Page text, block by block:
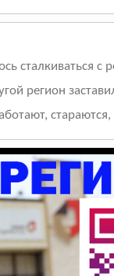
сталкиваться
регион
стараются,